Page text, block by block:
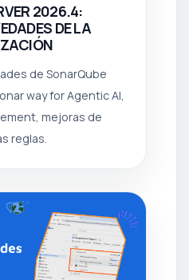
2026.4:
DE LA
de SonarQube
way for Agentic AI,
mejoras de
reglas.